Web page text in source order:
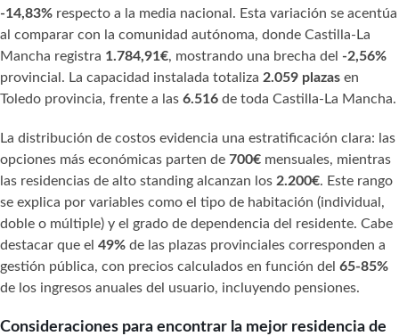
-14,83% respecto a la media nacional. Esta variación se acentúa
al comparar con la comunidad autónoma, donde Castilla-La
Mancha registra 1.784,91€, mostrando una brecha del -2,56%
provincial. La capacidad instalada totaliza 2.059 plazas en
Toledo provincia, frente a las 6.516 de toda Castilla-La Mancha.
La distribución de costos evidencia una estratificación clara: las
opciones más económicas parten de 700€ mensuales, mientras
las residencias de alto standing alcanzan los 2.200€. Este rango
se explica por variables como el tipo de habitación (individual,
doble o múltiple) y el grado de dependencia del residente. Cabe
destacar que el 49% de las plazas provinciales corresponden a
gestión pública, con precios calculados en función del 65-85%
de los ingresos anuales del usuario, incluyendo pensiones.
Consideraciones para encontrar la mejor residencia de